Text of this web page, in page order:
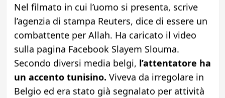
Nel filmato in cui l’uomo si presenta, scrive
l’agenzia di stampa Reuters, dice di essere un
combattente per Allah. Ha caricato il video
sulla pagina Facebook Slayem Slouma.
Secondo diversi media belgi, l’attentatore ha
un accento tunisino. Viveva da irregolare in
Belgio ed era stato già segnalato per attività